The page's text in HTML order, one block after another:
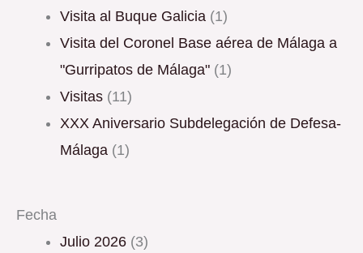
Visita al Buque Galicia (1)
Visita del Coronel Base aérea de Málaga a
"Gurripatos de Málaga" (1)
Visitas (11)
XXX Aniversario Subdelegación de Defesa-
Málaga (1)
Fecha
julio 2026 (3)